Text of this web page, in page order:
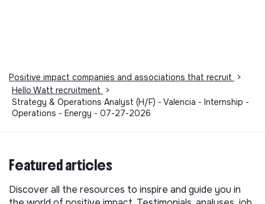
Positive impact companies and associations that recruit
>
Hello Watt recruitment
>
Strategy & Operations Analyst (H/F) - Valencia - Internship -
Operations - Energy - 07-27-2026
Featured articles
Discover all the resources to inspire and guide you in